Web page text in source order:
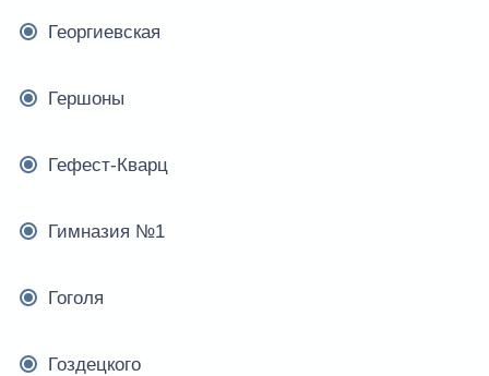
Георгиевская
Гершоны
Гефест-Кварц
Гимназия №1
Гоголя
Гоздецкого